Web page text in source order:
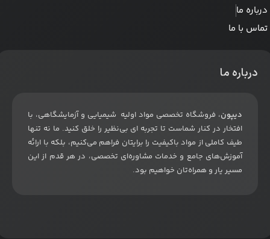
درباره ما
تماس با ما
درباره ما
دیپون، فروشگاه تخصصی مواد اولیه شیمیایی و آزمایشگاهی، با
افتخار در کنار شماست تا تجربه ای بی‌نظیر را خلق کنید. ما نه تنها
طیف کاملی از مواد باکیفیت را برایتان فراهم می‌کنیم، بلکه با ارائه
آموزش‌های جامع و خدمات مشاوره‌ای تخصصی، در هر قدم از این
مسیر یار و همراه‌تان خواهیم بود.